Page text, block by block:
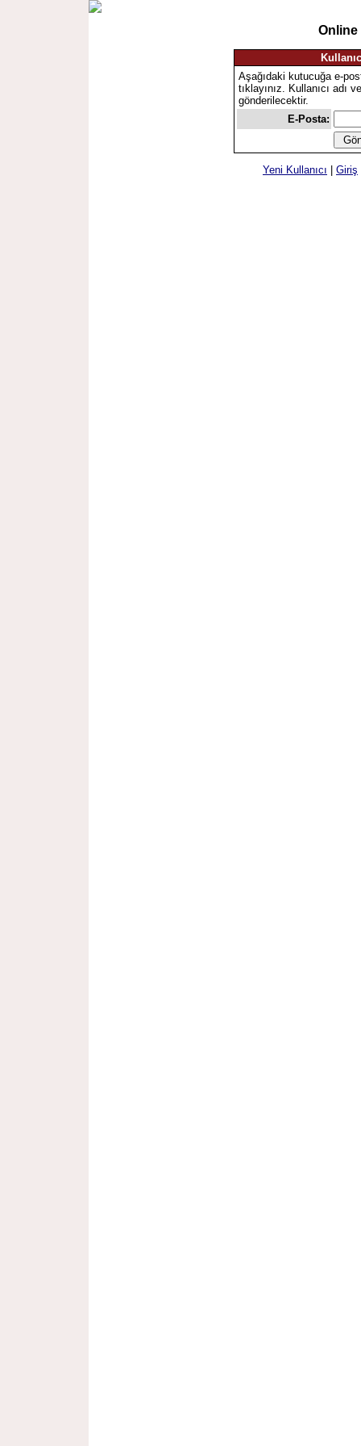
Online
Aşağıdaki kutucuğa e-
tıklayınız. Kullanıcı adı
gönderilecektir.
E-Posta:
Yeni Kullanıcı | Giriş